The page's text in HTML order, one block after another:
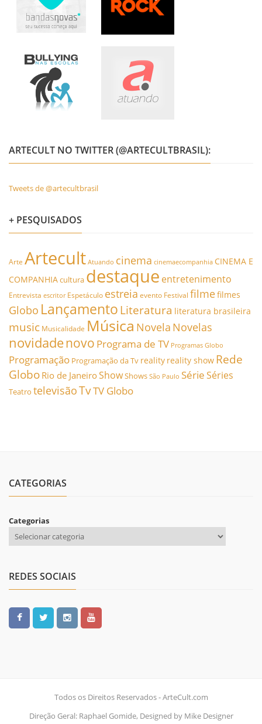
ARTECULT NO TWITTER (@ARTECULTBRASIL):
Tweets de @artecultbrasil
+ PESQUISADOS
Arte Artecult Atuando cinema cinemaecompanhia CINEMA E
COMPANHIAcultura destaque entretenimento
Entrevista escritor Espetáculo estreia evento Festival filmefilmes
Globo Lançamento Literatura literatura brasileira
music Musicalidade Música Novela Novelas
novidadenovo Programa de TV Programas Globo
Programação Programação da Tv reality reality show Rede
Globo Rio de JaneiroShowShows São Paulo SérieSéries
Teatro televisãoTvTV Globo
CATEGORIAS
Categorias
REDES SOCIAIS
Todos os Direitos Reservados - ArteCult.com
Direção Geral: Raphael Gomide, Designed by Mike Designer